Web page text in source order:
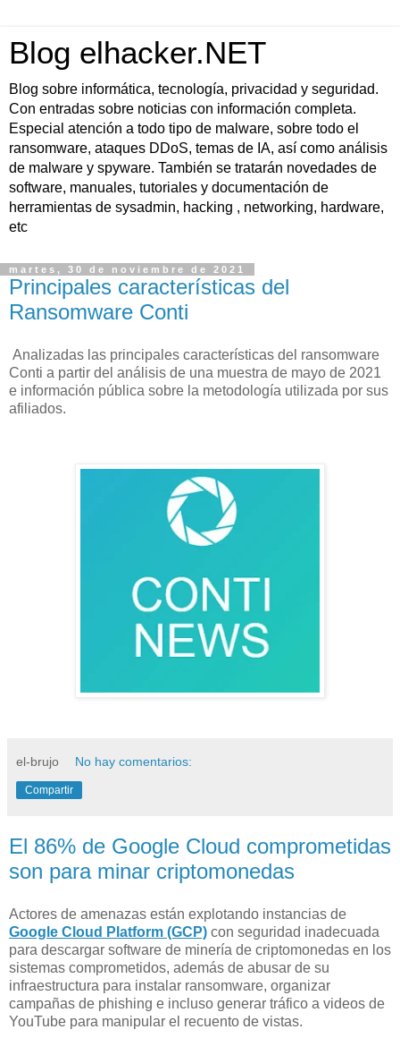
Blog elhacker.NET
Blog sobre informática, tecnología, privacidad y seguridad.
Con entradas sobre noticias con información completa.
Especial atención a todo tipo de malware, sobre todo el
ransomware, ataques DDoS, temas de IA, así como análisis
de malware y spyware. También se tratarán novedades de
software, manuales, tutoriales y documentación de
herramientas de sysadmin, hacking , networking, hardware,
etc
martes, 30 de noviembre de 2021
Principales características del
Ransomware Conti
Analizadas las principales características del ransomware
Conti a partir del análisis de una muestra de mayo de 2021
e información pública sobre la metodología utilizada por sus
afiliados.
el-brujo No hay comentarios:
Compartir
El 86% de Google Cloud comprometidas
son para minar criptomonedas
Actores de amenazas están explotando instancias de
Google Cloud Platform (GCP) con seguridad inadecuada
para descargar software de minería de criptomonedas en los
sistemas comprometidos, además de abusar de su
infraestructura para instalar ransomware, organizar
campañas de phishing e incluso generar tráfico a videos de
YouTube para manipular el recuento de vistas.